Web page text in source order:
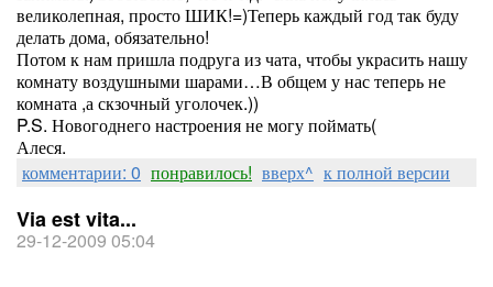
великолепная, просто ШИК!=)Теперь каждый год так буду
делать дома, обязательно!
Потом к нам пришла подруга из чата, чтобы украсить нашу
комнату воздушными шарами…В общем у нас теперь не
комната ,а скзочный уголочек.))
P.S. Новогоднего настроения не могу поймать(
Алеся.
комментарии: 0 понравилось! вверх^ к полной версии
Via est vita...
29-12-2009 05:04